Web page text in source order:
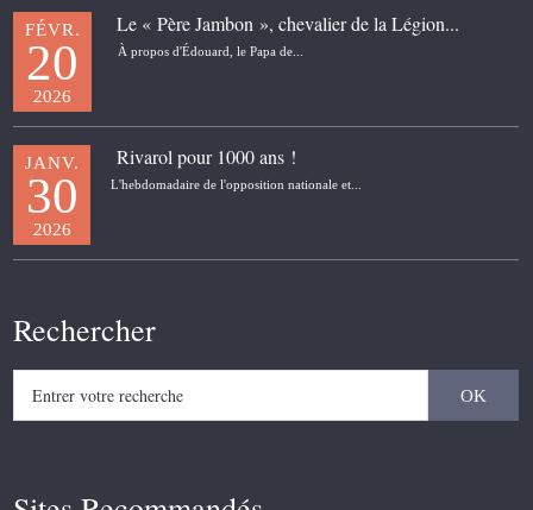
FÉVR.
20
2026
Le « Père Jambon », chevalier de la Légion...
À propos d'Édouard, le Papa de...
JANV.
30
2026
Rivarol pour 1000 ans !
L'hebdomadaire de l'opposition nationale et...
Rechercher